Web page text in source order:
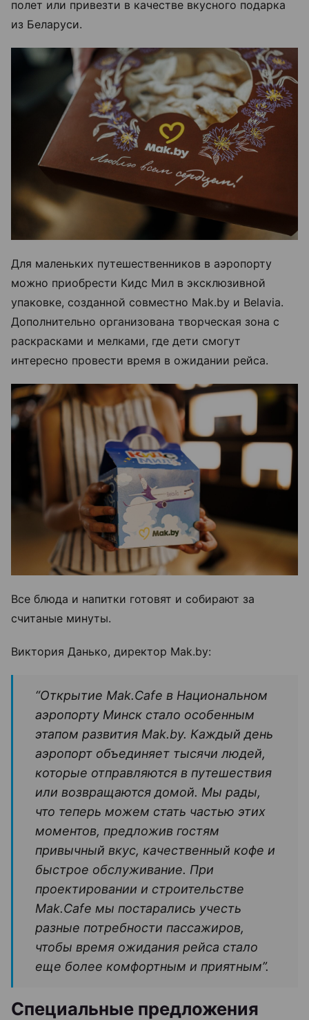
полет или привезти в качестве вкусного подарка
из Беларуси.
Для маленьких путешественников в аэропорту
можно приобрести Кидс Мил в эксклюзивной
упаковке, созданной совместно Mak.by и Belavia.
Дополнительно организована творческая зона с
раскрасками и мелками, где дети смогут
интересно провести время в ожидании рейса.
Все блюда и напитки готовят и собирают за
считаные минуты.
Виктория Данько, директор Mak.by:
“Открытие Mak.Cafe в Национальном
аэропорту Минск стало особенным
этапом развития Mak.by. Каждый день
аэропорт объединяет тысячи людей,
которые отправляются в путешествия
или возвращаются домой. Мы рады,
что теперь можем стать частью этих
моментов, предложив гостям
привычный вкус, качественный кофе и
быстрое обслуживание. При
проектировании и строительстве
Mak.Cafe мы постарались учесть
разные потребности пассажиров,
чтобы время ожидания рейса стало
еще более комфортным и приятным”.
Специальные предложения